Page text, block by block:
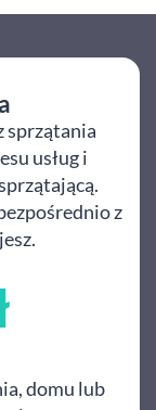
sprzątania
usług i
z
domu lub